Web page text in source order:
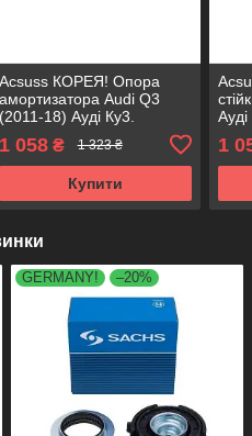
Acsuss КОРЕЯ! Опора
амортизатора Audi Q3
(2011-18) Ауді Ку3.
802417 , KB657.18 , VKDA
35122
1 058₴ 1 323 ₴
Купити
1
GERMANY! –20%